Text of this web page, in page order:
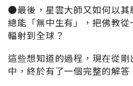
●最後，星雲大師又如何以其
總能「無中生有」，把佛教
輻射到全球？
這些想知道的過程，現在從
中，終於有了一個完整的解答